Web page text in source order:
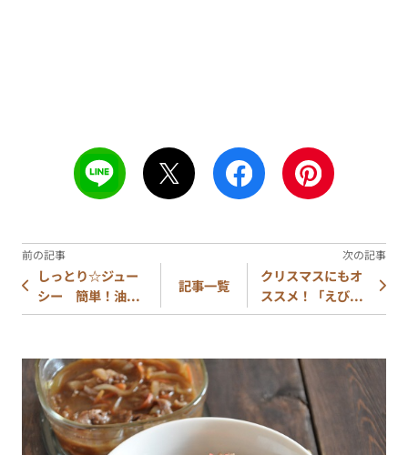
しっとり☆ジュー
シー 簡単！油...
記事一覧
クリスマスにもオ
ススメ！「えび...